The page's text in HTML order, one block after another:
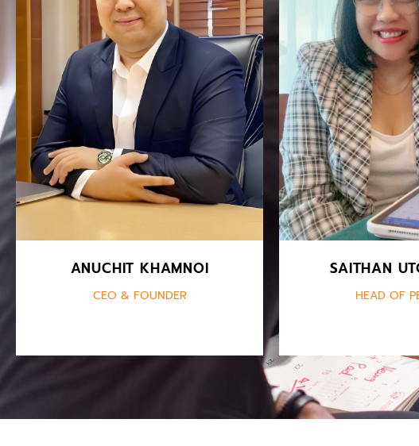
Found Digiserve in 2018.
Anuchit has more than 20
years of experience in
managing global service
operations. Well-known and
recognized as Lean and CX
specialize Found.
ANUCHIT KHAMNOI
CEO & FOUNDER
Expertise in
and people
from
and employee
SAITHAN
HEAD OF